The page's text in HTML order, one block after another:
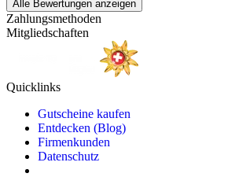
Alle Bewertungen anzeigen
Zahlungsmethoden
Mitgliedschaften
Quicklinks
Gutscheine kaufen
Entdecken (Blog)
Firmenkunden
Datenschutz